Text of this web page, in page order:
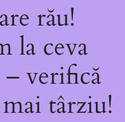
rău!
la ceva
verifică
târziu!